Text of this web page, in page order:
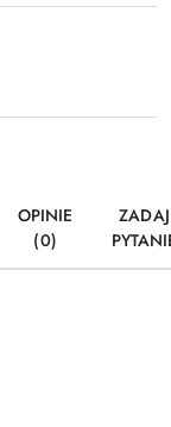
OPINIE
(0)
ZADAJ